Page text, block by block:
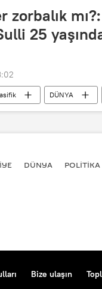
zorbalık
25
DÜNYA
İntihar
DÜNYA POLİTİKA
Bize ulaşın